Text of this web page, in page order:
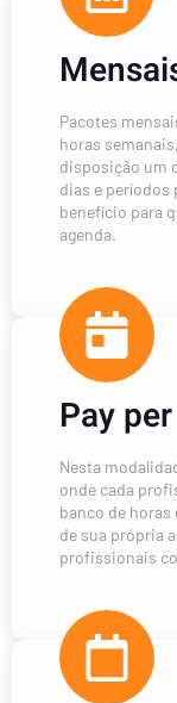
Pacotes
horas
disposição um
dias e
benefício para
agenda.
Pay
Nesta
onde cada
banco de
de sua própria
profissionais